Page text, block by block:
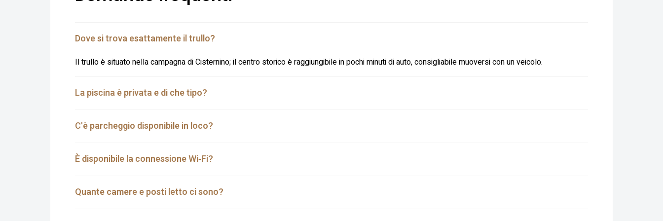
Dove si trova esattamente il trullo?
Il trullo è situato nella campagna di Cisternino; il centro storico è raggiungibile in pochi minuti di auto, consigliabile muoversi con un veicolo.
La piscina è privata e di che tipo?
C'è parcheggio disponibile in loco?
È disponibile la connessione Wi‑Fi?
Quante camere e posti letto ci sono?